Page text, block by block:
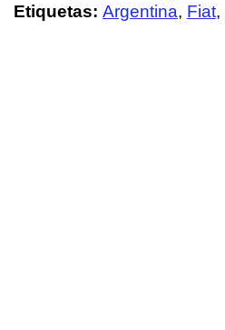
Etiquetas: Argentina, Fiat,